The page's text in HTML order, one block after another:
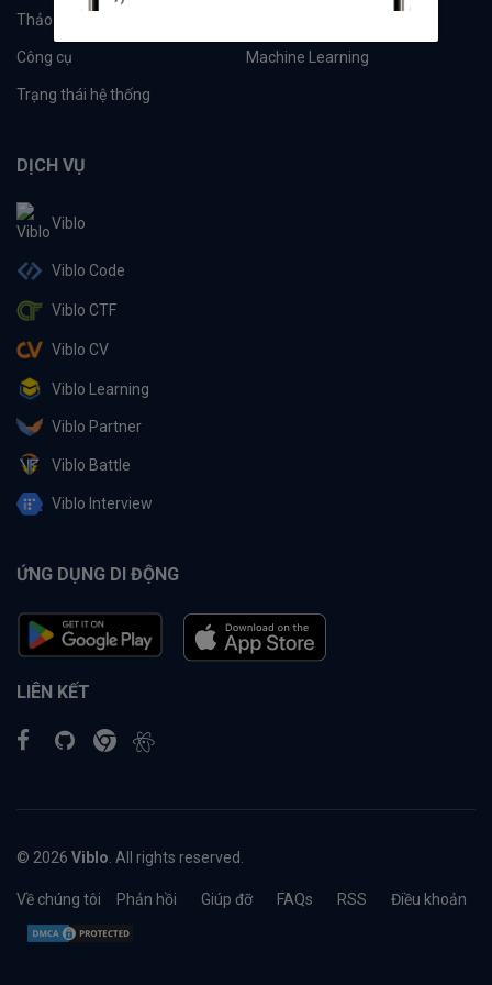
Thảo luận
Công cụ Machine Learning
Trạng thái hệ thống
DỊCH VỤ
Viblo
Viblo Code
Viblo CTF
Viblo CV
Viblo Learning
Viblo Partner
Viblo Battle
Viblo Interview
ỨNG DỤNG DI ĐỘNG
LIÊN KẾT
© 2026 Viblo . All rights reserved.
Về chúng tôi Phản hồi Giúp đỡ FAQs RSS Điều khoản